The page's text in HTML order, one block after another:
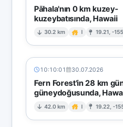
Pāhala'nın 0 km kuzey-
kuzeybatısında, Hawaii
30.2 km I 19.21, -
10:10:01 30.07.2026
Fern Forest'in 28 km
güneydoğusunda,
42.0 km I 19.22, -